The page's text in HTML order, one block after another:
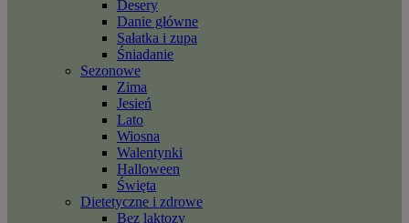
Desery
Danie główne
Sałatka i zupa
Śniadanie
Sezonowe
Zima
Jesień
Lato
Wiosna
Walentynki
Halloween
Święta
Dietetyczne i zdrowe
Bez laktozy